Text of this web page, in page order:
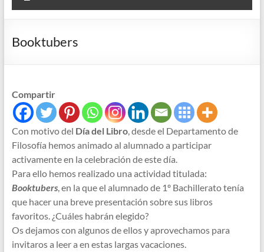
Booktubers
Compartir
Con motivo del Día del Libro, desde el Departamento de
Filosofía hemos animado al alumnado a participar
activamente en la celebración de este día.
Para ello hemos realizado una actividad titulada:
Booktubers, en la que el alumnado de 1º Bachillerato tenía
que hacer una breve presentación sobre sus libros
favoritos. ¿Cuáles habrán elegido?
Os dejamos con algunos de ellos y aprovechamos para
invitaros a leer a en estas largas vacaciones.